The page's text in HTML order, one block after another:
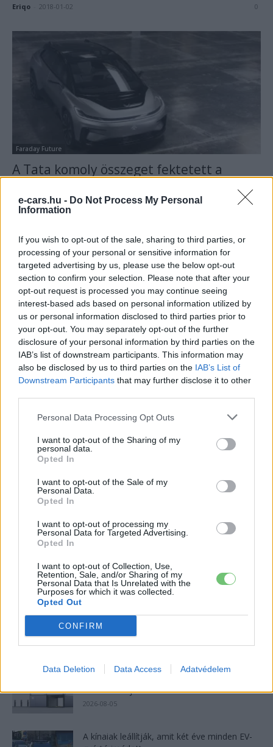
e-cars.hu - Do Not Process My Personal
Information
If you wish to opt-out of the sale, sharing to third parties, or
processing of your personal or sensitive information for
targeted advertising by us, please use the below opt-out
section to confirm your selection. Please note that after your
opt-out request is processed you may continue seeing
interest-based ads based on personal information utilized by
us or personal information disclosed to third parties prior to
your opt-out. You may separately opt-out of the further
disclosure of your personal information by third parties on the
IAB’s list of downstream participants. This information may
also be disclosed by us to third parties on the IAB’s List of
Downstream Participants that may further disclose it to other
Personal Data Processing Opt Outs
I want to opt-out of the Sharing of my
personal data.
Opted In
I want to opt-out of the Sale of my
Personal Data.
Opted In
I want to opt-out of processing my
Personal Data for Targeted Advertising.
Opted In
I want to opt-out of Collection, Use,
Retention, Sale, and/or Sharing of my
Personal Data that Is Unrelated with the
Purposes for which it was collected.
Opted Out
CONFIRM
Data Deletion Data Access Adatvédelem
Eriqo 2018-01-02 0
Faraday Future
A Tata komoly összeget fektetett a
e-cars.hu - 2017-11-15
1 2
Legolvasottabb cikkek
Kína szigorú határt szabott: legfeljebb 5%
lehet a hiba az elektromos...
2026-08-05
9 perc töltés, 450 kilométer hatótáv – ezzel
indulhat harcba a...
21 ezer előrendelés 20 óra alatt: a kínaiak
2026-08-05
A Volkswagen bedobta azt a lapot Kínában,
amivel a helyi EV-gyártókat...
2026-08-04
Az Audi letarolta saját rekordjait — készül
minden idők leghatékonyabb villanyautója
2026-08-04
4000 állomás, 108 másodperc: itt a Nio új
csererekordja
2026-08-05
A kínaiak leállítják, amit két éve minden EV-